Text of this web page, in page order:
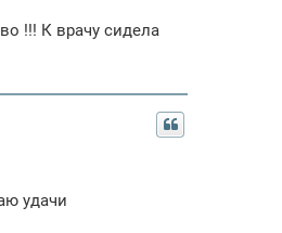
!!! К врачу сидела
удачи